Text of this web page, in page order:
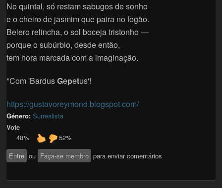
No quintal, só restam sabugos de sonho
e o cheiro de jasmim que paira no fogão.
Belero relincha, o sol boceja tristonho —
porque o subúrbio, desde então,
tem hora marcada com a imaginação.
*Com 'BardusGepetus'!
https://gustavoreymond.blogspot.com/
Género:Surrealista
Vote
48%
52%
Entre ou Faça-se membro para enviar comentários